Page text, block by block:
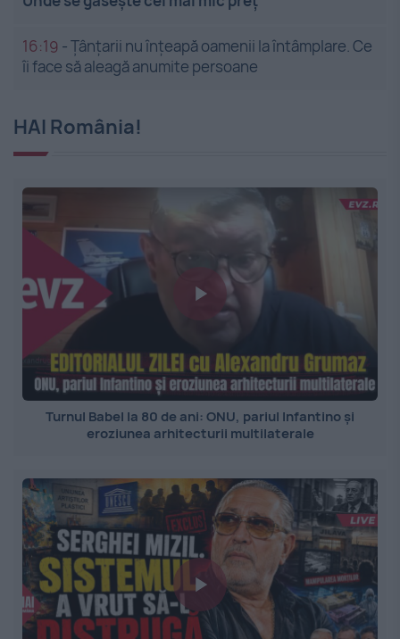
16:19 -Țânțarii nu înțeapă oamenii la întâmplare. Ce
îi face să aleagă anumite persoane
HAI România!
Turnul Babel la 80 de ani: ONU, pariul Infantino și
eroziunea arhitecturii multilaterale